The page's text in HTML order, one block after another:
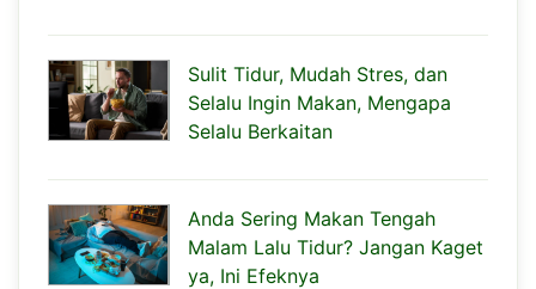
Sulit Tidur, Mudah Stres, dan
Selalu Ingin Makan, Mengapa
Selalu Berkaitan
Anda Sering Makan Tengah
Malam Lalu Tidur? Jangan Kaget
ya, Ini Efeknya